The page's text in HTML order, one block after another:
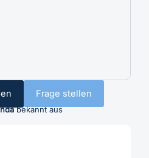
Frage stellen
bekannt aus